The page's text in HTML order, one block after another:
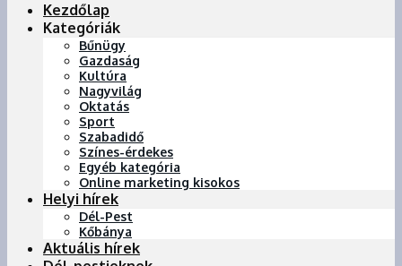
Kezdőlap
Kategóriák
Bűnügy
Gazdaság
Kultúra
Nagyvilág
Oktatás
Sport
Szabadidő
Színes-érdekes
Egyéb kategória
Online marketing kisokos
Helyi hírek
Dél-Pest
Kőbánya
Aktuális hírek